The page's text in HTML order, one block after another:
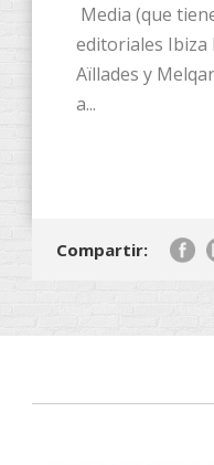
Media (que
editoriales Ibiza
Aïllades y
a...
Compartir: